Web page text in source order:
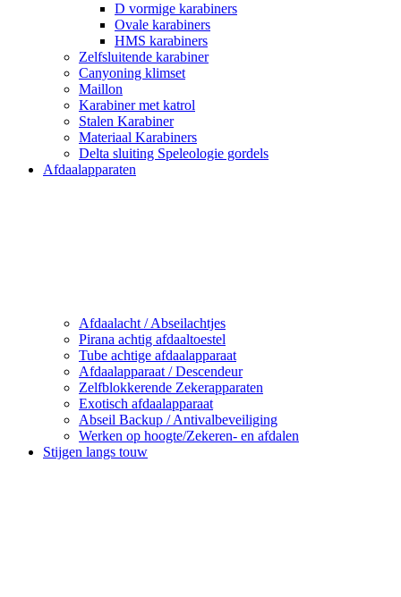
D vormige karabiners
Ovale karabiners
HMS karabiners
Zelfsluitende karabiner
Canyoning klimset
Maillon
Karabiner met katrol
Stalen Karabiner
Materiaal Karabiners
Delta sluiting Speleologie gordels
Afdaalapparaten
Afdaalacht / Abseilachtjes
Pirana achtig afdaaltoestel
Tube achtige afdaalapparaat
Afdaalapparaat / Descendeur
Zelfblokkerende Zekerapparaten
Exotisch afdaalapparaat
Abseil Backup / Antivalbeveiliging
Werken op hoogte/Zekeren- en afdalen
Stijgen langs touw